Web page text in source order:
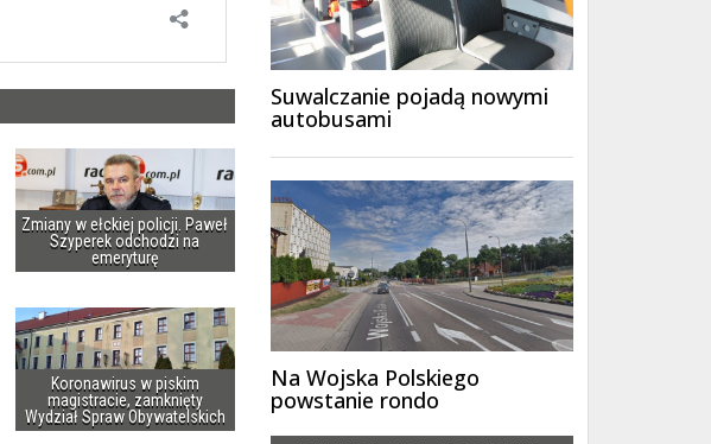
Zmiany w ełckiej policji. Paweł
Szyperek odchodzi na
emeryturę
Koronawirus w piskim
magistracie, zamknięty
Wydział Spraw Obywatelskich
Suwalczanie pojadą nowymi
autobusami
Na Wojska Polskiego
powstanie rondo